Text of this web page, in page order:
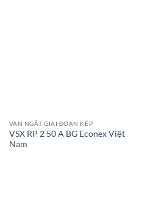
VAN NGẮT GIAI ĐOẠN KÉP
VSX RP 2 50 A BG Econex Việt
Nam